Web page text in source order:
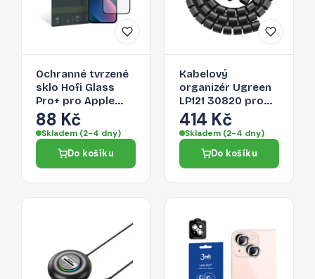
Ochranné tvrzené
sklo Hofi Glass
Pro+ pro Apple
iPhone 13 mini –
černé
88 Kč
Skladem (2-4 dny)
Do košíku
Kabelový
organizér Ugreen
LP121 30820 pro
kabely - černá
414 Kč
Skladem (2-4 dny)
Do košíku